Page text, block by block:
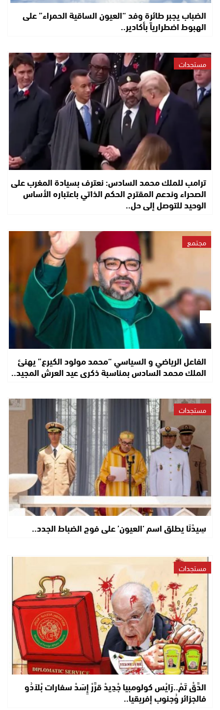
الضباب يجبر طائرة وفد “العيون الساقية الحمراء” على
الهبوط اضطرارياً بأكادير..
مستجدات
ترامب للملك محمد السادس: نعترف بسيادة المغرب على
الصحراء وندعم المقترح الحكم الذاتي باعتباره الأساس
الوحيد للتوصل إلى حل..
مجتمع
الفاعل الرياضي و السياسي “محمد مولود الكيرع” يهنئ
الملك محمد السادس بمناسبة ذكرى عيد العرش المجيد..
مستجدات
سِيدْنَا يطلق اسم ‘العيون’ على فوج الضباط الجدد..
مستجدات
الدَّقْ تَمْ..رَايْس كولومبيا جْدِيدْ قرَّرْ إِسَدْ سفارات بْلاَدُو
فالجزائر وُجنوب إفريقيا..